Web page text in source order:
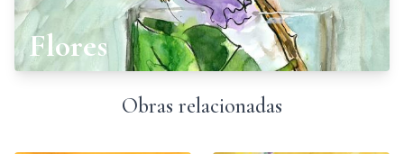
Flores
Obras relacionadas